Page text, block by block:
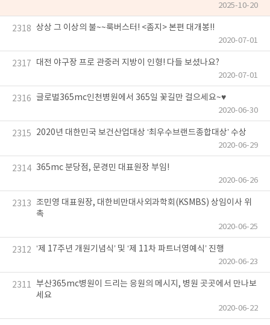
2025-10-20
2318 상상 그 이상의 불~~룩버스터! <좀지> 본편 대개봉!!
2020-07-01
2317 대전 야구장 프로 관중러 지방이 인형! 다들 보셨나요?
2020-07-01
2316 글로벌365mc인천병원에서 365일 꽃길만 걸으세요~♥
2020-06-30
2315 2020년 대한민국 보건산업대상 ‘최우수브랜드종합대상’ 수상
2020-06-29
2314 365mc 분당점, 문경민 대표원장 부임!
2020-06-26
2313 조민영 대표원장, 대한비만대사외과학회(KSMBS) 상임이사 위
촉
2020-06-25
2312 ‘제 17주년 개원기념식’ 및 ‘제 11차 파트너영예식’ 진행
2020-06-23
2311 부산365mc병원이 드리는 응원의 메시지, 병원 곳곳에서 만나보
세요
2020-06-22